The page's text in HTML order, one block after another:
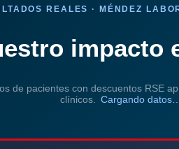
REALES · MÉNDEZ
impacto
de pacientes con descuentos RSE
clínicos.
Cargando datos…